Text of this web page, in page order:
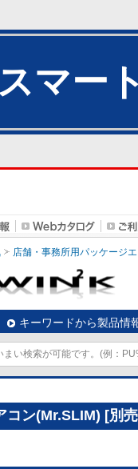
スマー
店舗・事務所用パッケージ
キーワードから製品情
コン(Mr.SLIM) [別